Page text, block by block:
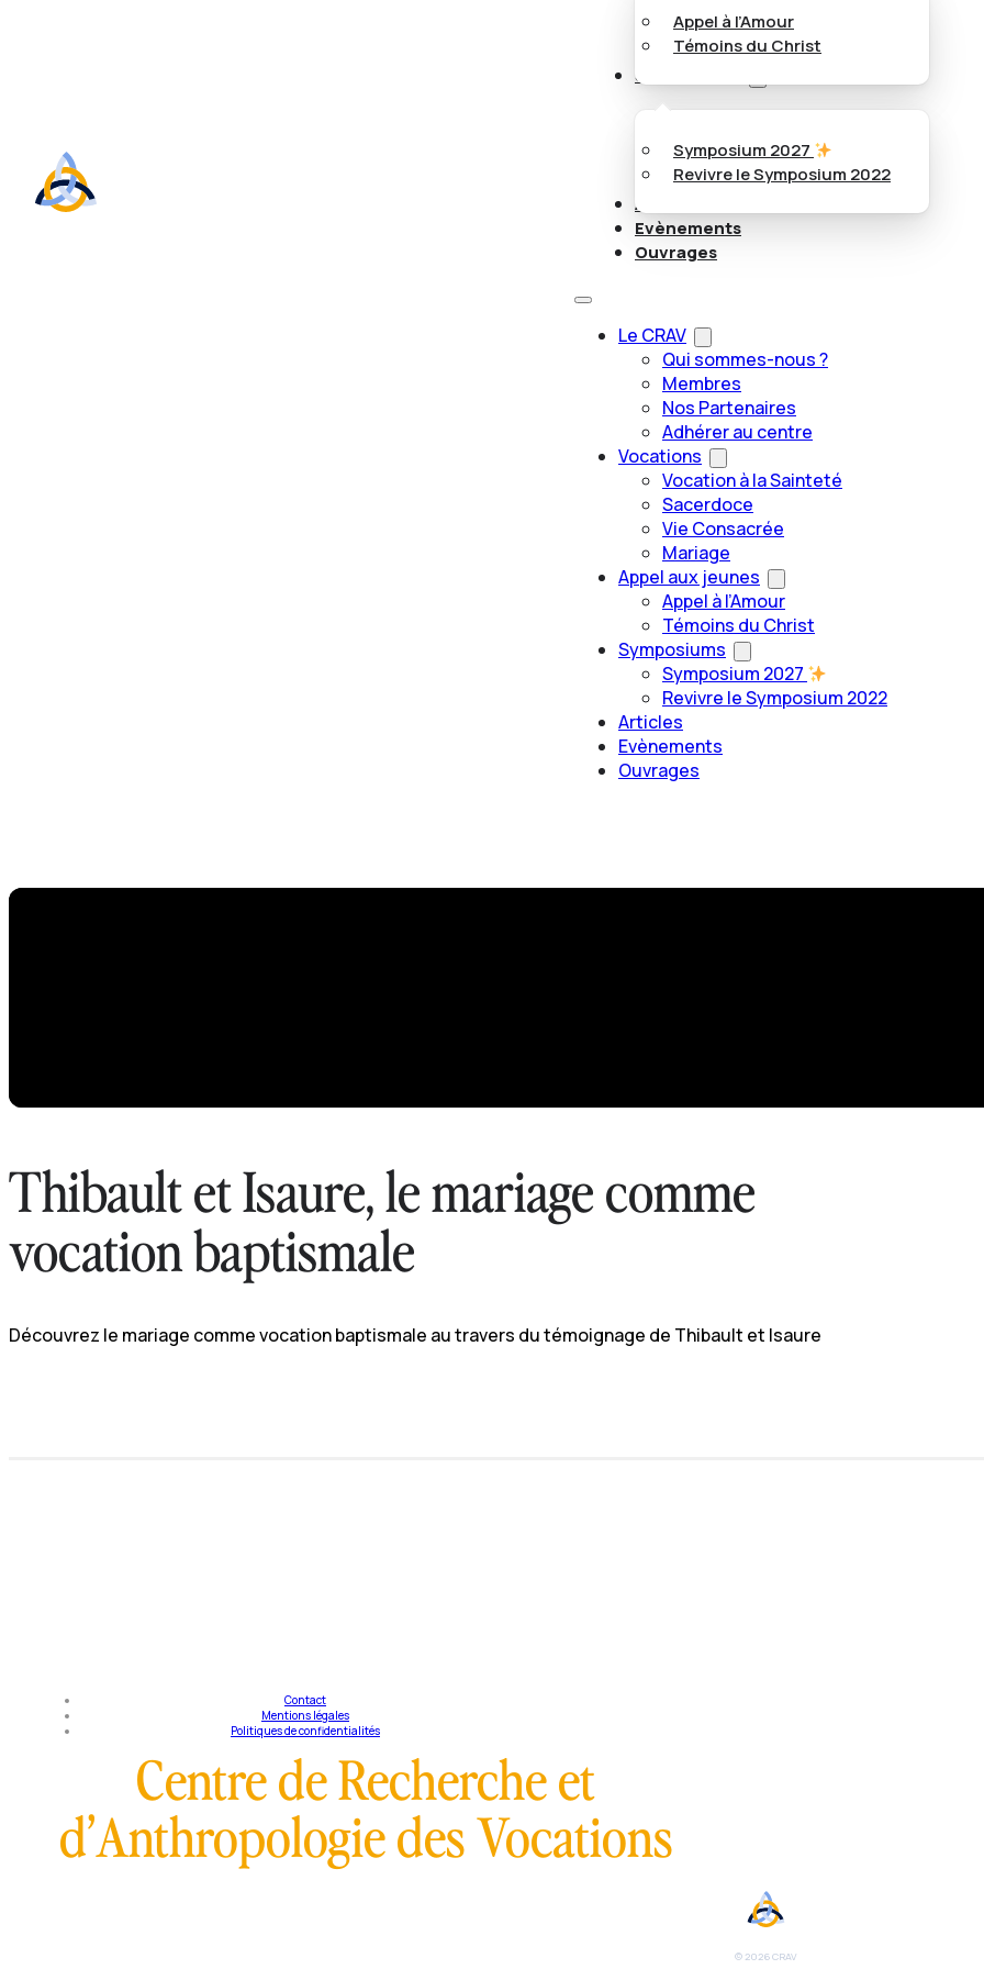
Appel à l’Amour
Témoins du Christ
Symposiums
Symposium 2027
Revivre le Symposium 2022
Articles
Evènements
Ouvrages
Le CRAV
Qui sommes-nous ?
Membres
Nos Partenaires
Adhérer au centre
Vocations
Vocation à la Sainteté
Sacerdoce
Vie Consacrée
Mariage
Appel aux jeunes
Appel à l’Amour
Témoins du Christ
Symposiums
Symposium 2027
Revivre le Symposium 2022
Articles
Evènements
Ouvrages
Thibault et Isaure, le mariage comme
vocation baptismale
Découvrez le mariage comme vocation baptismale au travers du témoignage de Thibault et Isaure
Contact
Mentions légales
Politiques de confidentialités
Centre de Recherche et
d’Anthropologie des Vocations
© 2026 CRAV
Tous